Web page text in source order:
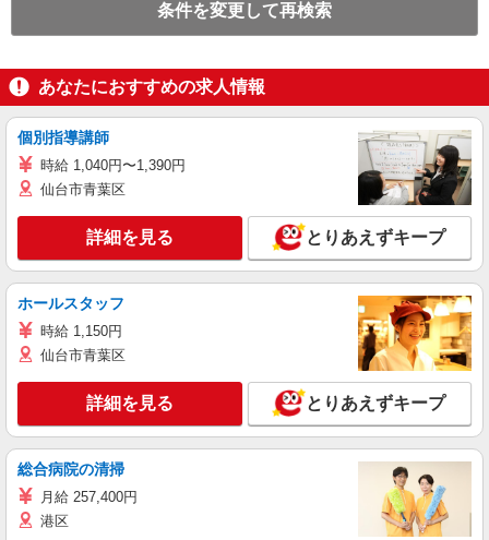
条件を変更して再検索
あなたにおすすめの求人情報
個別指導講師
時給 1,040円〜1,390円
仙台市青葉区
詳細を見る とりあえずキープ
ホールスタッフ
時給 1,150円
仙台市青葉区
詳細を見る とりあえずキープ
総合病院の清掃
月給 257,400円
港区